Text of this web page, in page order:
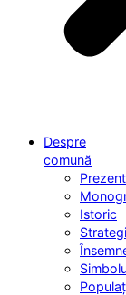
Despre
comună
Istoric